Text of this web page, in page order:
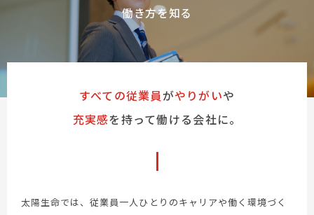
働き方を知る
すべての従業員がやりがいや
充実感を持って働ける会社に。
太陽生命では、従業員一人ひとりのキャリアや働く環境づく